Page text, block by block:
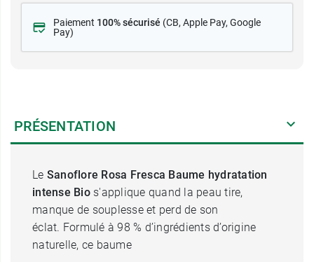
Paiement 100% sécurisé (CB, Apple Pay, Google
Pay)
PRÉSENTATION
Le Sanoflore Rosa Fresca Baume hydratation
intense Bio s'applique quand la peau tire,
manque de souplesse et perd de son
éclat. Formulé à 98 % d’ingrédients d’origine
naturelle, ce baume